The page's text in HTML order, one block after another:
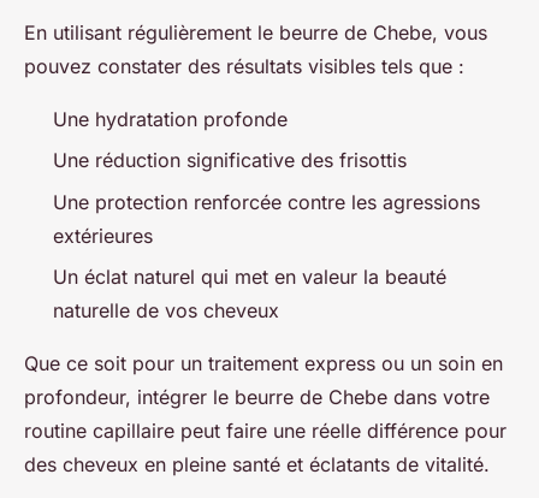
En utilisant régulièrement le beurre de Chebe, vous
pouvez constater des résultats visibles tels que :
Une hydratation profonde
Une réduction significative des frisottis
Une protection renforcée contre les agressions
extérieures
Un éclat naturel qui met en valeur la beauté
naturelle de vos cheveux
Que ce soit pour un traitement express ou un soin en
profondeur, intégrer le beurre de Chebe dans votre
routine capillaire peut faire une réelle différence pour
des cheveux en pleine santé et éclatants de vitalité.